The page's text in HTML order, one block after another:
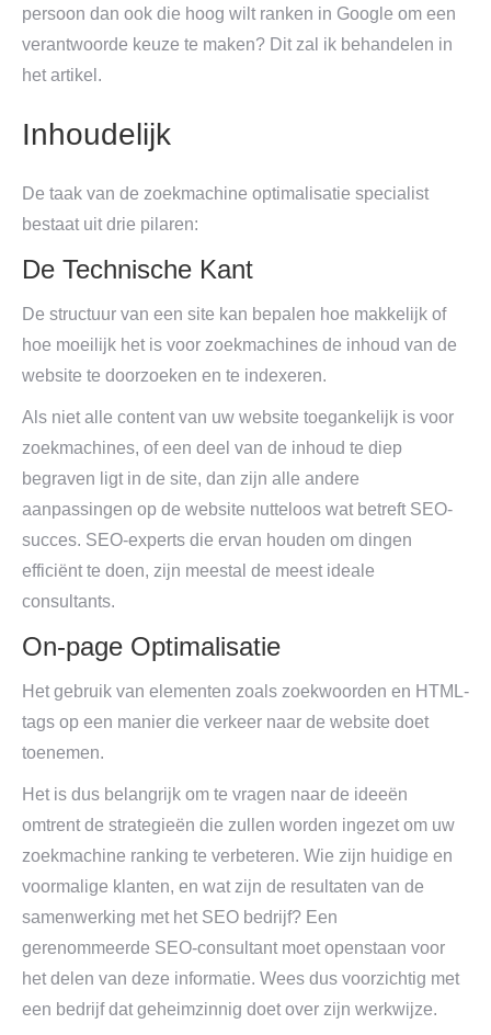
persoon dan ook die hoog wilt ranken in Google om een
verantwoorde keuze te maken? Dit zal ik behandelen in
het artikel.
Inhoudelijk
De taak van de zoekmachine optimalisatie specialist
bestaat uit drie pilaren:
De Technische Kant
De structuur van een site kan bepalen hoe makkelijk of
hoe moeilijk het is voor zoekmachines de inhoud van de
website te doorzoeken en te indexeren.
Als niet alle content van uw website toegankelijk is voor
zoekmachines, of een deel van de inhoud te diep
begraven ligt in de site, dan zijn alle andere
aanpassingen op de website nutteloos wat betreft SEO-
succes. SEO-experts die ervan houden om dingen
efficiënt te doen, zijn meestal de meest ideale
consultants.
On-page Optimalisatie
Het gebruik van elementen zoals zoekwoorden en HTML-
tags op een manier die verkeer naar de website doet
toenemen.
Het is dus belangrijk om te vragen naar de ideeën
omtrent de strategieën die zullen worden ingezet om uw
zoekmachine ranking te verbeteren. Wie zijn huidige en
voormalige klanten, en wat zijn de resultaten van de
samenwerking met het SEO bedrijf? Een
gerenommeerde SEO-consultant moet openstaan voor
het delen van deze informatie. Wees dus voorzichtig met
een bedrijf dat geheimzinnig doet over zijn werkwijze.